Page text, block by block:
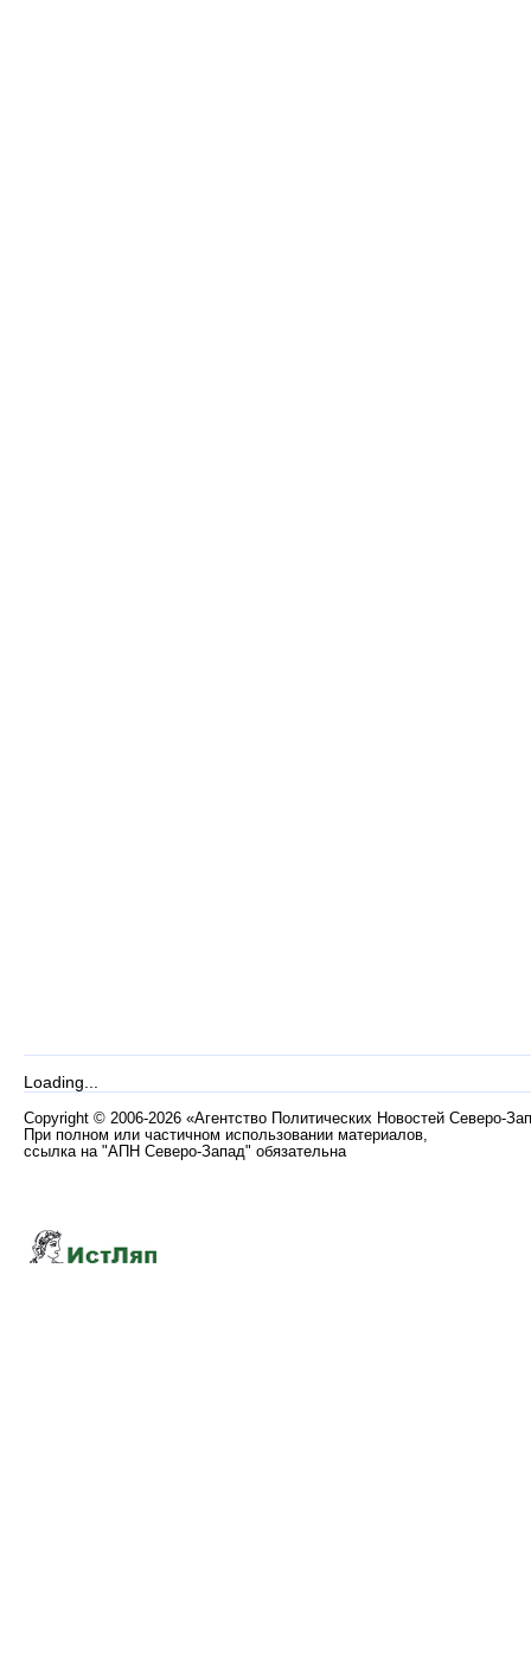
Loading...
Copyright © 2006-2026 «Агентство Политических Новостей Северо-
При полном или частичном использовании материалов,
ссылка на "АПН Северо-Запад" обязательна